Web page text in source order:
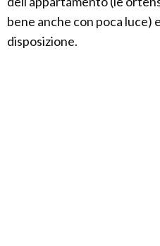
bene anche con poca luce)
disposizione.